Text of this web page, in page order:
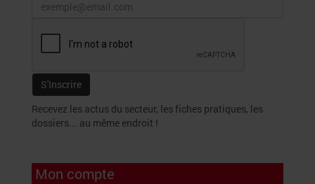
Recevez les actus du secteur, les fiches pratiques, les
dossiers... au même endroit !
Mon compte